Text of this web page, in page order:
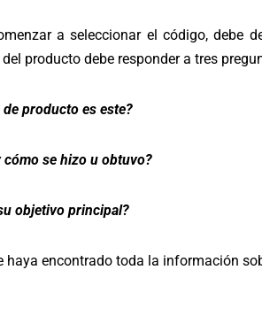
a seleccionar el código, debe
producto debe responder a tres
de producto es este?
cómo se hizo u obtuvo?
objetivo principal?
haya encontrado toda la información